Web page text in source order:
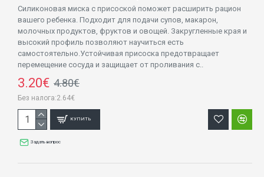
Силиконовая миска с присоской поможет расширить рацион
вашего ребенка. Подходит для подачи супов, макарон,
молочных продуктов, фруктов и овощей. Закругленные края и
высокий профиль позволяют научиться есть
самостоятельно.Устойчивая присоска предотвращает
перемещение сосуда и защищает от проливания с..
3.20€ 4.80€
Без налога:2.64€
КУПИТЬ
Задать вопрос